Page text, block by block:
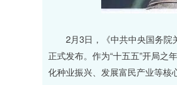
2月3日，《中共中央国务院关
正式发布。作为“十五五”开局之
化种业振兴、发展富民产业等核